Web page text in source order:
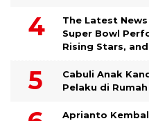
The Latest
Super Bowl
Rising Stars,
Cabuli Anak
Pelaku di
Aprianto